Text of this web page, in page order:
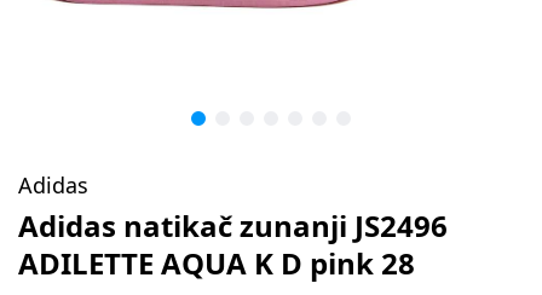
Adidas
Adidas natikač zunanji JS2496
ADILETTE AQUA K D pink 28